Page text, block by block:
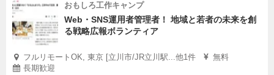
おもしろ工作キャンプ
Web・SNS運用者管理者！ 地域と若者の未来を創
る戦略広報ボランティア
フルリモートOK, 東京 [立川市/JR立川駅...他1件
無料
長期歓迎